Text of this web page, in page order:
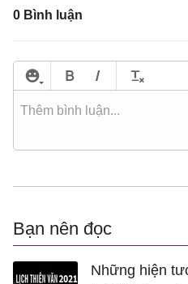
0 Bình luận
Bạn nên đọc
Những hiện